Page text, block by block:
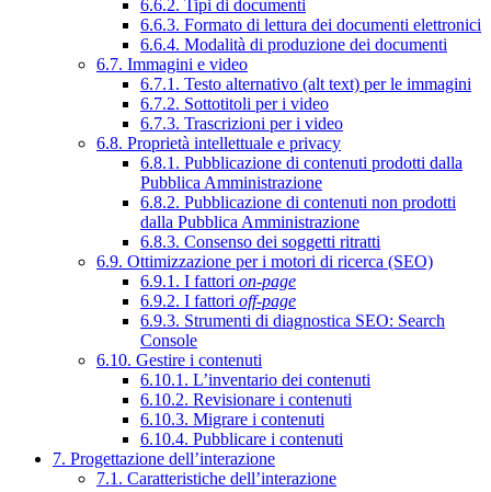
6.6.2. Tipi di documenti
6.6.3. Formato di lettura dei documenti elettronici
6.6.4. Modalità di produzione dei documenti
6.7. Immagini e video
6.7.1. Testo alternativo (alt text) per le immagini
6.7.2. Sottotitoli per i video
6.7.3. Trascrizioni per i video
6.8. Proprietà intellettuale e privacy
6.8.1. Pubblicazione di contenuti prodotti dalla
Pubblica Amministrazione
6.8.2. Pubblicazione di contenuti non prodotti
dalla Pubblica Amministrazione
6.8.3. Consenso dei soggetti ritratti
6.9. Ottimizzazione per i motori di ricerca (SEO)
6.9.1. I fattori on-page
6.9.2. I fattori off-page
6.9.3. Strumenti di diagnostica SEO: Search
Console
6.10. Gestire i contenuti
6.10.1. L’inventario dei contenuti
6.10.2. Revisionare i contenuti
6.10.3. Migrare i contenuti
6.10.4. Pubblicare i contenuti
7. Progettazione dell’interazione
7.1. Caratteristiche dell’interazione